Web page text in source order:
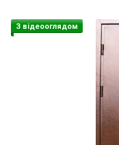
З відеооглядом